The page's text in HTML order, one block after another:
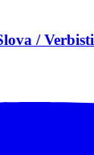
/ Verbisti